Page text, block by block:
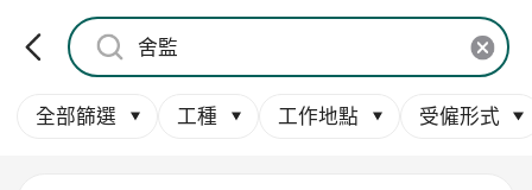
全部篩選 工種 工作地點 受僱形式